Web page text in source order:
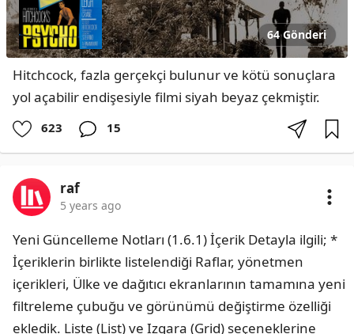
64 Gönderi
Hitchcock, fazla gerçekçi bulunur ve kötü sonuçlara
yol açabilir endişesiyle filmi siyah beyaz çekmiştir.
623 15
raf
5 years ago
Yeni Güncelleme Notları (1.6.1) İçerik Detayla ilgili; *
İçeriklerin birlikte listelendiği Raflar, yönetmen
içerikleri, Ülke ve dağıtıcı ekranlarının tamamına yeni
filtreleme çubuğu ve görünümü değiştirme özelliği
ekledik. Liste (List) ve Izgara (Grid) seçeneklerine